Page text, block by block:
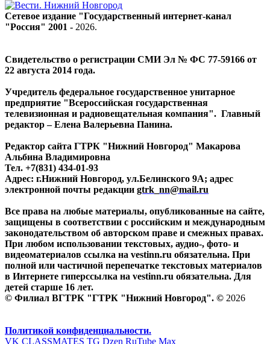
Сетевое издание "Государственный интернет-канал
"Россия" 2001 - 2026.
Свидетельство о регистрации СМИ Эл № ФС 77-59166 от
22 августа 2014 года.
Учредитель федеральное государственное унитарное
предприятие "Всероссийская государственная
телевизионная и радиовещательная компания". Главный
редактор – Елена Валерьевна Панина.
Редактор сайта ГТРК "Нижний Новгород" Макарова
Альбина Владимировна
Тел. +7(831) 434-01-93
Адрес: г.Нижний Новгород, ул.Белинского 9А; адрес
электронной почты редакции gtrk_nn@mail.ru
Все права на любые материалы, опубликованные на сайте,
защищены в соответствии с российским и международным
законодательством об авторском праве и смежных правах.
При любом использовании текстовых, аудио-, фото- и
видеоматериалов ссылка на vestinn.ru обязательна. При
полной или частичной перепечатке текстовых материалов
в Интернете гиперссылка на vestinn.ru обязательна. Для
детей старше 16 лет.
© Филиал ВГТРК "ГТРК "Нижний Новгород". © 2026
Политикой конфиденциальности.
VK CLASSMATES TG Dzen RuTube Max